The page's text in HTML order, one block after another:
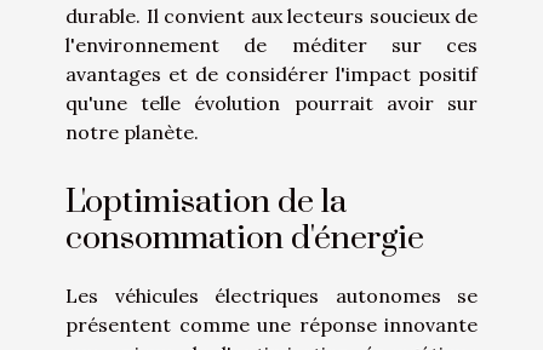
durable. Il convient aux lecteurs soucieux de
l'environnement de méditer sur ces
avantages et de considérer l'impact positif
qu'une telle évolution pourrait avoir sur
notre planète.
L'optimisation de la
consommation d'énergie
Les véhicules électriques autonomes se
présentent comme une réponse innovante